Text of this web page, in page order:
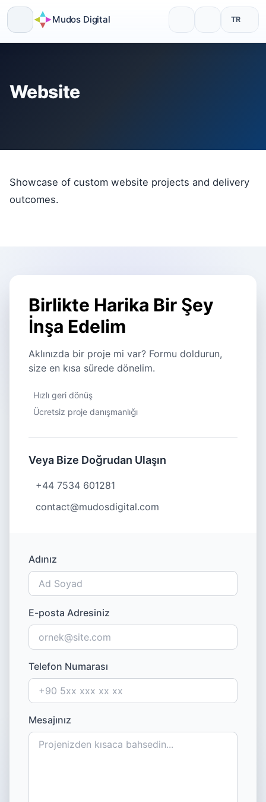
Mudos Digital TR
Website
Showcase of custom website projects and delivery
outcomes.
Birlikte Harika Bir Şey
İnşa Edelim
Aklınızda bir proje mi var? Formu doldurun,
size en kısa sürede dönelim.
Hızlı geri dönüş
Ücretsiz proje danışmanlığı
Veya Bize Doğrudan Ulaşın
+44 7534 601281
contact@mudosdigital.com
Adınız
E-posta Adresiniz
Telefon Numarası
Mesajınız